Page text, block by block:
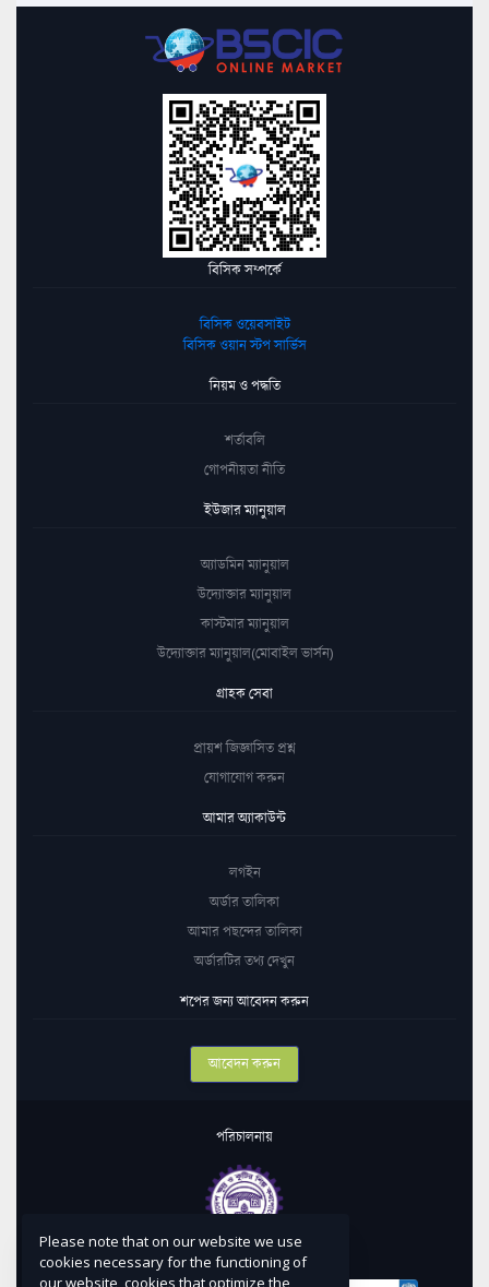
বিসিক সম্পর্কে
বিসিক ওয়েবসাইট
বিসিক ওয়ান স্টপ সার্ভিস
নিয়ম ও পদ্ধতি
শর্তাবলি
গোপনীয়তা নীতি
ইউজার ম্যানুয়াল
অ্যাডমিন ম্যানুয়াল
উদ্যোক্তার ম্যানুয়াল
কাস্টমার ম্যানুয়াল
উদ্যোক্তার ম্যানুয়াল(মোবাইল ভার্সন)
গ্রাহক সেবা
প্রায়শ জিজ্ঞাসিত প্রশ্ন
যোগাযোগ করুন
আমার অ্যাকাউন্ট
লগইন
অর্ডার তালিকা
আমার পছন্দের তালিকা
অর্ডারটির তথ্য দেখুন
শপের জন্য আবেদন করুন
আবেদন করুন
পরিচালনায়
কারিগরি সহায়তায়
Please note that on our website we use
cookies necessary for the functioning of
our website, cookies that optimize the